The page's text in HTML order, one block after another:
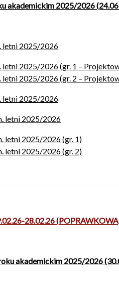
akademickim 2025/2026 (24.06
letni 2025/2026
letni 2025/2026 (gr. 1 –
letni 2025/2026 (gr. 2 –
letni 2025/2026
letni 2025/2026
letni 2025/2026 (gr. 1)
letni 2025/2026 (gr. 2)
28.02.26
akademickim 2025/2026